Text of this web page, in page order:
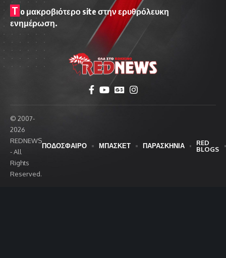
T o μακροβιότερο site στην ερυθρόλευκη
ενημέρωση.
© 2007-
2026
REDNEWS
- All
Rights
Reserved.
ΠΟΔΟΣΦΑΙΡΟ ΜΠΑΣΚΕΤ ΠΑΡΑΣΚΗΝΙΑ
RED
BLOGS